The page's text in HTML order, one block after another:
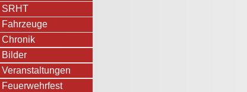
SRHT
Fahrzeuge
Chronik
Bilder
Veranstaltungen
Feuerwehrfest